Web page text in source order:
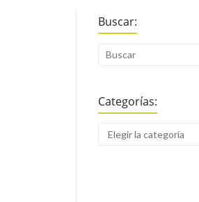
Buscar:
Categorías: